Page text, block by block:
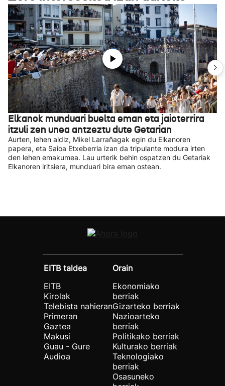
Elkanok munduari buelta eman eta jaioterrira
itzuli zen unea antzeztu dute Getarian
Aurten, lehen aldiz, Mikel Larrañagak egin du Elkanoren
papera, eta Saioa Etxeberria izan da tripulante modura irten
den lehen emakumea. Lau urterik behin ospatzen du Getariak
Elkanoren iritsiera, munduari bira eman ostean.
EITB taldea
EITB
Kirolak
Telebista nahieran
Primeran
Gaztea
Makusi
Guau - Gure
Audioa
Orain
Ekonomiako
berriak
Gizarteko berriak
Nazioarteko
berriak
Politikako berriak
Kulturako berriak
Teknologiako
berriak
Osasuneko